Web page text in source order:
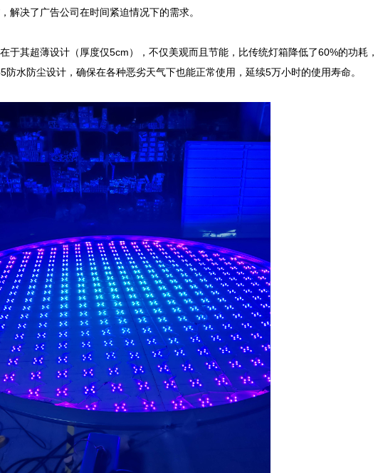
解决了广告公司在时间紧迫情况下的需求。
于其超薄设计（厚度仅5cm），不仅美观而且节能，比传统灯箱降低了60%的功耗
水防尘设计，确保在各种恶劣天气下也能正常使用，延续5万小时的使用寿命。